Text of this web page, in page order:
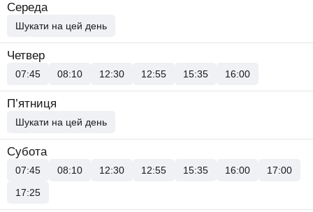
Середа
Шукати на цей день
Четвер
07:45 08:10 12:30 12:55 15:35 16:00
П’ятниця
Шукати на цей день
Субота
07:45 08:10 12:30 12:55 15:35 16:00
17:00
17:25